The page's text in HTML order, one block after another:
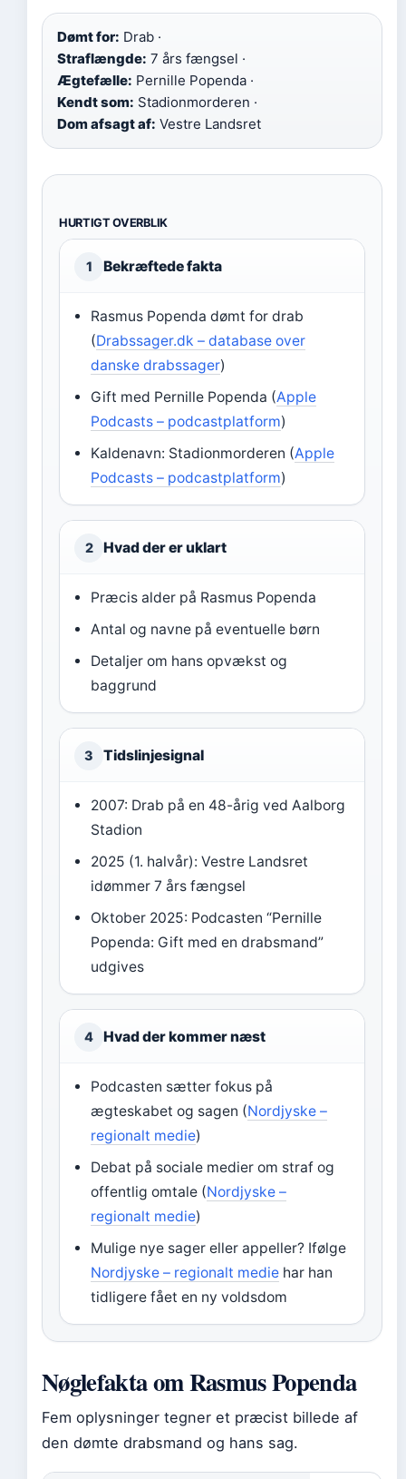
Dømt for: Drab ·
Straflængde: 7 års fængsel ·
Ægtefælle: Pernille Popenda ·
Kendt som: Stadionmorderen ·
Dom afsagt af: Vestre Landsret
HURTIGT OVERBLIK
1 Bekræftede fakta
Rasmus Popenda dømt for drab
(Drabssager.dk – database over
danske drabssager)
Gift med Pernille Popenda (Apple
Podcasts – podcastplatform)
Kaldenavn: Stadionmorderen (Apple
Podcasts – podcastplatform)
2 Hvad der er uklart
Præcis alder på Rasmus Popenda
Antal og navne på eventuelle børn
Detaljer om hans opvækst og
baggrund
3 Tidslinjesignal
2007: Drab på en 48-årig ved Aalborg
Stadion
2025 (1. halvår): Vestre Landsret
idømmer 7 års fængsel
Oktober 2025: Podcasten “Pernille
Popenda: Gift med en drabsmand”
udgives
4 Hvad der kommer næst
Podcasten sætter fokus på
ægteskabet og sagen (Nordjyske –
regionalt medie)
Debat på sociale medier om straf og
offentlig omtale (Nordjyske –
regionalt medie)
Mulige nye sager eller appeller? Ifølge
Nordjyske – regionalt medie har han
tidligere fået en ny voldsdom
Nøglefakta om Rasmus Popenda
Fem oplysninger tegner et præcist billede af
den dømte drabsmand og hans sag.